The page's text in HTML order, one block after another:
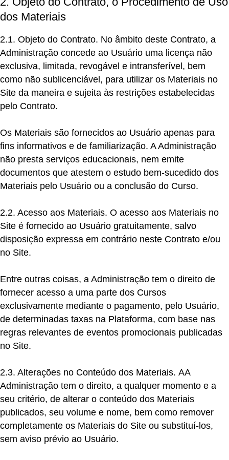
dos Materiais
2.1. Objeto do Contrato. No âmbito deste Contrato, a
Administração concede ao Usuário uma licença não
exclusiva, limitada, revogável e intransferível, bem
como não sublicenciável, para utilizar os Materiais no
Site da maneira e sujeita às restrições estabelecidas
pelo Contrato.
Os Materiais são fornecidos ao Usuário apenas para
fins informativos e de familiarização. A Administração
não presta serviços educacionais, nem emite
documentos que atestem o estudo bem-sucedido dos
Materiais pelo Usuário ou a conclusão do Curso.
2.2. Acesso aos Materiais. O acesso aos Materiais no
Site é fornecido ao Usuário gratuitamente, salvo
disposição expressa em contrário neste Contrato e/ou
no Site.
Entre outras coisas, a Administração tem o direito de
fornecer acesso a uma parte dos Cursos
exclusivamente mediante o pagamento, pelo Usuário,
de determinadas taxas na Plataforma, com base nas
regras relevantes de eventos promocionais publicadas
no Site.
2.3. Alterações no Conteúdo dos Materiais. AA
Administração tem o direito, a qualquer momento e a
seu critério, de alterar o conteúdo dos Materiais
publicados, seu volume e nome, bem como remover
completamente os Materiais do Site ou substituí-los,
sem aviso prévio ao Usuário.